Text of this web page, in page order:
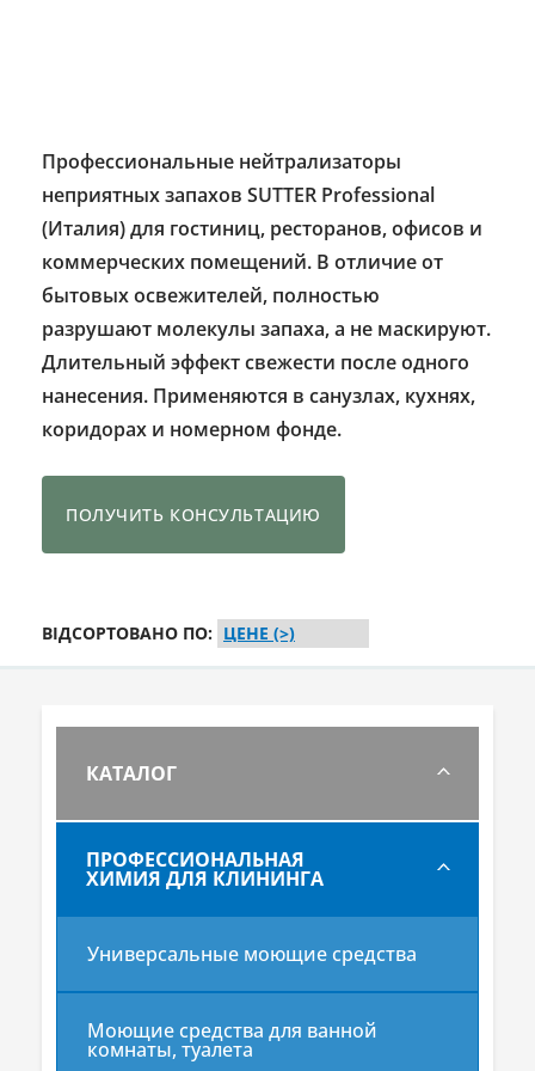
Профессиональные нейтрализаторы
неприятных запахов SUTTER Professional
(Италия) для гостиниц, ресторанов, офисов и
коммерческих помещений. В отличие от
бытовых освежителей, полностью
разрушают молекулы запаха, а не маскируют.
Длительный эффект свежести после одного
нанесения. Применяются в санузлах, кухнях,
коридорах и номерном фонде.
ПОЛУЧИТЬ КОНСУЛЬТАЦИЮ
ВІДСОРТОВАНО ПО:
КАТАЛОГ
ПРОФЕССИОНАЛЬНАЯ
ХИМИЯ ДЛЯ КЛИНИНГА
Универсальные моющие средства
Моющие средства для ванной
комнаты, туалета